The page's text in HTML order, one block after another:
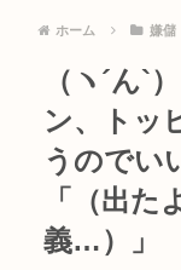
なら誰...
日本人中学教師の
存在しない県作っ
【画像】オタク「
って感じ...
割とマジで年収
ロボ作品...
【画像】ワイが
ない・...
日本車の原価、た
警察「違反ですね
ホーム 嫌儲
（ヽ´ん`
ン、トッ
うのでい
「（出た
義…）」